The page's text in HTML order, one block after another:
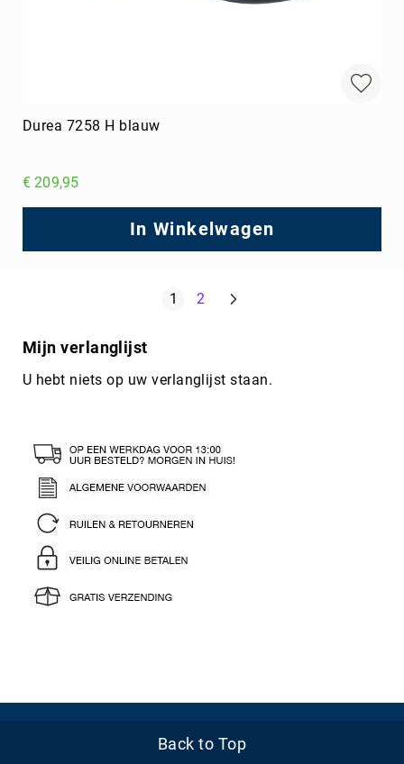
Durea 7258 H blauw
€ 209,95
In Winkelwagen
U lees momenteel pagina
1 Pagina
2 Pagina
Volgende
Mijn verlanglijst
U hebt niets op uw verlanglijst staan.
Back to Top